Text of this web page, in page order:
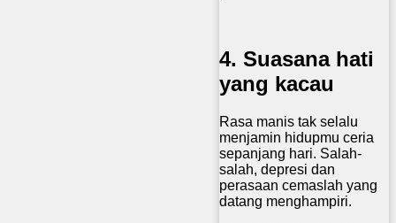
4. Suasana hati
yang kacau
Rasa manis tak selalu
menjamin hidupmu ceria
sepanjang hari. Salah-
salah, depresi dan
perasaan cemaslah yang
datang menghampiri.